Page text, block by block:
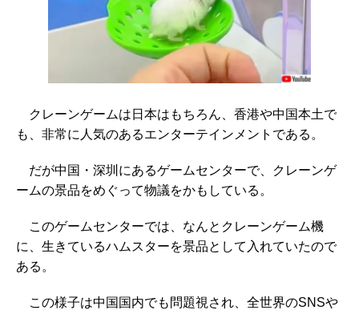
クレーンゲームは日本はもちろん、香港や中国本土で
も、非常に人気のあるエンターテインメントである。
だが中国・深圳にあるゲームセンターで、クレーンゲ
ームの景品をめぐって物議をかもしている。
このゲームセンターでは、なんとクレーンゲーム機
に、生きているハムスターを景品として入れていたので
ある。
この様子は中国国内でも問題視され、全世界のSNSや